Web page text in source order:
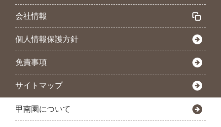
会社情報
個人情報保護方針
免責事項
サイトマップ
甲南園について